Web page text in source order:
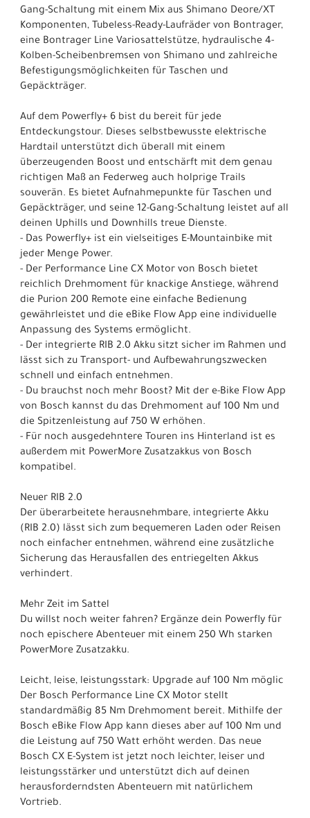
Gang-Schaltung mit einem Mix aus Shimano Deore/XT
Komponenten, Tubeless-Ready-Laufräder von Bontrager,
eine Bontrager Line Variosattelstütze, hydraulische 4-
Kolben-Scheibenbremsen von Shimano und zahlreiche
Befestigungsmöglichkeiten für Taschen und
Gepäckträger.
Auf dem Powerfly+ 6 bist du bereit für jede
Entdeckungstour. Dieses selbstbewusste elektrische
Hardtail unterstützt dich überall mit einem
überzeugenden Boost und entschärft mit dem genau
richtigen Maß an Federweg auch holprige Trails
souverän. Es bietet Aufnahmepunkte für Taschen und
Gepäckträger, und seine 12-Gang-Schaltung leistet auf all
deinen Uphills und Downhills treue Dienste.
- Das Powerfly+ ist ein vielseitiges E-Mountainbike mit
jeder Menge Power.
- Der Performance Line CX Motor von Bosch bietet
reichlich Drehmoment für knackige Anstiege, während
die Purion 200 Remote eine einfache Bedienung
gewährleistet und die eBike Flow App eine individuelle
Anpassung des Systems ermöglicht.
- Der integrierte RIB 2.0 Akku sitzt sicher im Rahmen und
lässt sich zu Transport- und Aufbewahrungszwecken
schnell und einfach entnehmen.
- Du brauchst noch mehr Boost? Mit der e-Bike Flow App
von Bosch kannst du das Drehmoment auf 100 Nm und
die Spitzenleistung auf 750 W erhöhen.
- Für noch ausgedehntere Touren ins Hinterland ist es
außerdem mit PowerMore Zusatzakkus von Bosch
kompatibel.
Neuer RIB 2.0
Der überarbeitete herausnehmbare, integrierte Akku
(RIB 2.0) lässt sich zum bequemeren Laden oder Reisen
noch einfacher entnehmen, während eine zusätzliche
Sicherung das Herausfallen des entriegelten Akkus
verhindert.
Mehr Zeit im Sattel
Du willst noch weiter fahren? Ergänze dein Powerfly für
noch epischere Abenteuer mit einem 250 Wh starken
PowerMore Zusatzakku.
Leicht, leise, leistungsstark: Upgrade auf 100 Nm möglic
Der Bosch Performance Line CX Motor stellt
standardmäßig 85 Nm Drehmoment bereit. Mithilfe der
Bosch eBike Flow App kann dieses aber auf 100 Nm und
die Leistung auf 750 Watt erhöht werden. Das neue
Bosch CX E-System ist jetzt noch leichter, leiser und
leistungsstärker und unterstützt dich auf deinen
herausforderndsten Abenteuern mit natürlichem
Vortrieb.